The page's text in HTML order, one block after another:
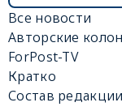
Все новости
Авторские
ForPost-TV
Кратко
Состав редакции